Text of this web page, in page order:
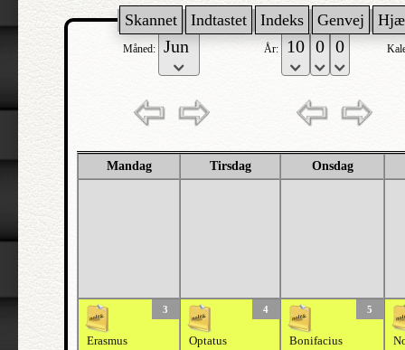
Skannet Indtastet Indeks Genvej
Måned: År:
Mandag Tirsdag Onsdag
3
Erasmus
4
Optatus
5
Bonifacius